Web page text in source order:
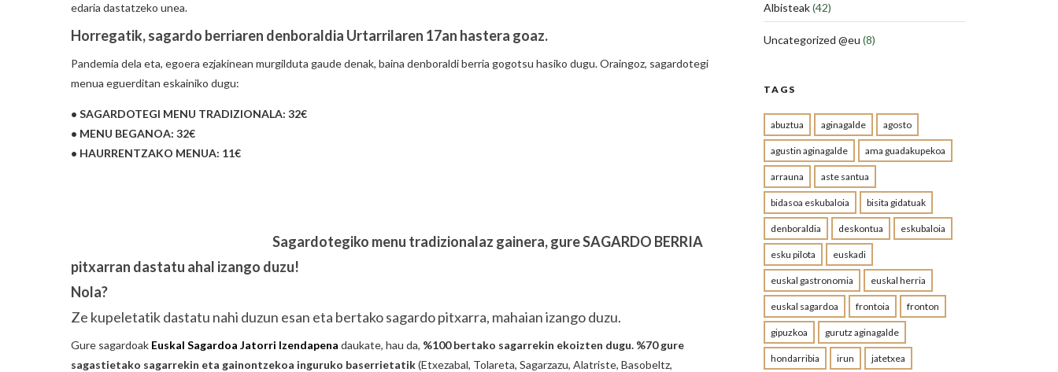
edaria dastatzeko unea.
Horregatik, sagardo berriaren denboraldia Urtarrilaren 17an hastera goaz.
Pandemia dela eta, egoera ezjakinean murgilduta gaude denak, baina denboraldi berria gogotsu hasiko dugu. Oraingoz, sagardotegi
menua eguerditan eskainiko dugu:
• SAGARDOTEGI MENU TRADIZIONALA: 32€
• MENU BEGANOA: 32€
• HAURRENTZAKO MENUA: 11€
Sagardotegiko menu tradizionalaz gainera, gure SAGARDO BERRIA
pitxarran dastatu ahal izango duzu!
Nola?
Ze kupeletatik dastatu nahi duzun esan eta bertako sagardo pitxarra, mahaian izango duzu.
Gure sagardoak Euskal Sagardoa Jatorri Izendapena daukate, hau da, %100 bertako sagarrekin ekoizten dugu. %70 gure
sagastietako sagarrekin eta gainontzekoa inguruko baserrietatik(Etxezabal, Tolareta, Sagarzazu, Alatriste, Basobeltz,
Albisteak(42)
Uncategorized @eu (8)
TAGS
abuztua aginagalde agosto
agustin aginagalde ama guadakupekoa
arrauna aste santua
bidasoa eskubaloia bisita gidatuak
denboraldia deskontua eskubaloia
esku pilota euskadi
euskal gastronomia euskal herria
euskal sagardoa frontoia fronton
gipuzkoa gurutz aginagalde
hondarribia irun jatetxea